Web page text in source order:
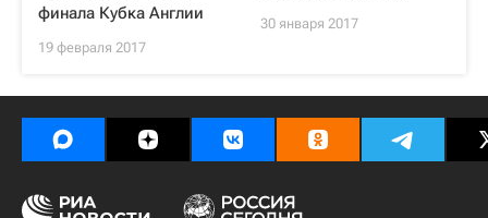
финала Кубка Англии
19 февраля 2017
30 января 2017